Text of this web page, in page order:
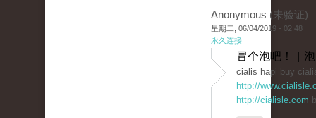
Anonymous (未验证)
星期二, 06/04/2019 - 02:48
永久连接
冒个泡吧！ |
cialis hapi buy
http://
http://cialisle.com